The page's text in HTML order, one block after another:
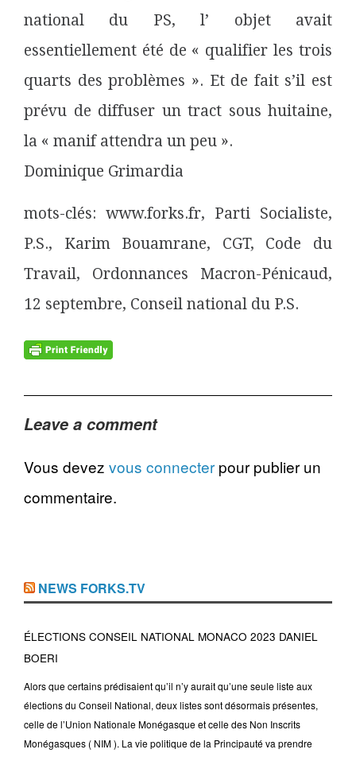
national du PS, l’ objet avait
essentiellement été de « qualifier les trois
quarts des problèmes ». Et de fait s’il est
prévu de diffuser un tract sous huitaine,
la « manif attendra un peu ».
Dominique Grimardia
mots-clés: www.forks.fr, Parti Socialiste,
P.S., Karim Bouamrane, CGT, Code du
Travail, Ordonnances Macron-Pénicaud,
12 septembre, Conseil national du P.S.
Leave a comment
Vous devez vous connecter pour publier un
commentaire.
NEWS FORKS.TV
ÉLECTIONS CONSEIL NATIONAL MONACO 2023 DANIEL
BOERI
Alors que certains prédisaient qu’il n’y aurait qu’une seule liste aux
élections du Conseil National, deux listes sont désormais présentes,
celle de l’Union Nationale Monégasque et celle des Non Inscrits
Monégasques ( NIM ). La vie politique de la Principauté va prendre